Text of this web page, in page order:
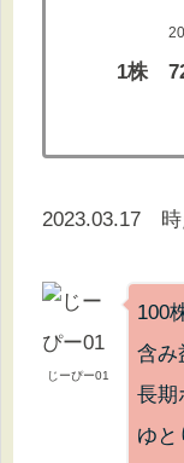
1株
2023.03.17
じーぴー01
100
含
長期
ゆと